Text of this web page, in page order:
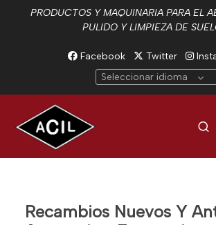
PRODUCTOS Y MAQUINARIA PARA EL
PULIDO Y LIMPIEZA DE
Facebook Twitter
Seleccionar idioma
Recambios Nuevos Y